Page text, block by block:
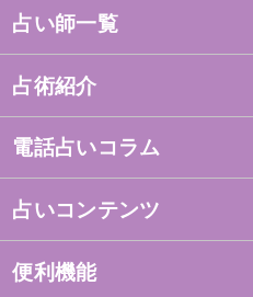
占い師一覧
占術紹介
電話占いコラム
占いコンテンツ
便利機能